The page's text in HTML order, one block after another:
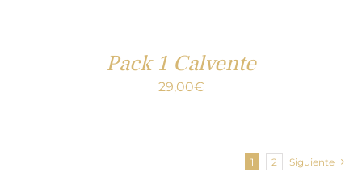
Pack 1 Calvente
29,00€
1 2 Siguiente